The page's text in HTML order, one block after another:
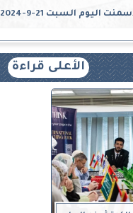
السبت 21-9-2024 في محافظة المنيا
الأعلى قراءة